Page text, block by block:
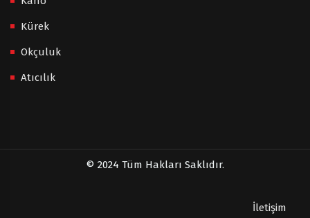
Kürek
Okçuluk
Atıcılık
© 2024 Tüm Hakları Saklıdır.
İletişim